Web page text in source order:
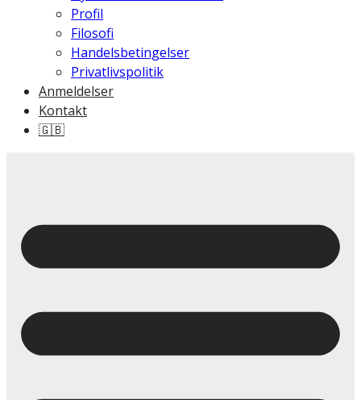
Profil
Filosofi
Handelsbetingelser
Privatlivspolitik
Anmeldelser
Kontakt
🇬🇧